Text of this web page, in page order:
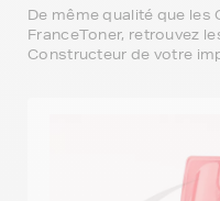
De même qualité que les
FranceToner, retrouvez
Constructeur de votre